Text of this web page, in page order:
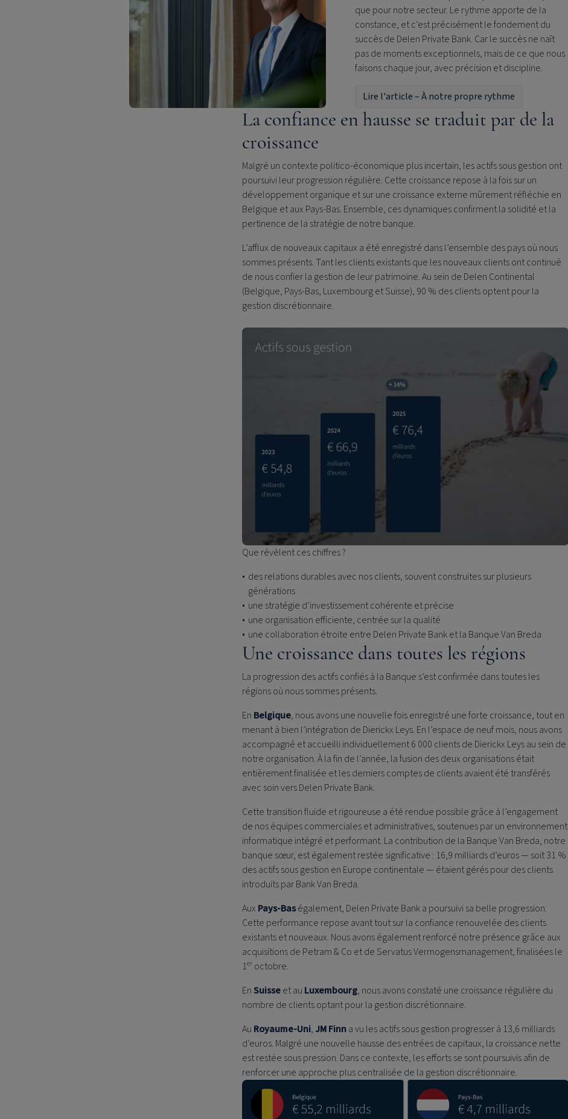
que pour notre secteur. Le rythme apporte de la
constance, et c’est précisément le fondement du
succès de Delen Private Bank. Car le succès ne naît
pas de moments exceptionnels, mais de ce que nous
faisons chaque jour, avec précision et discipline.
Lire l'article – À notre propre rythme
La confiance en hausse se traduit par de la
croissance
Malgré un contexte politico-économique plus incertain, les actifs sous gestion ont
poursuivi leur progression régulière. Cette croissance repose à la fois sur un
développement organique et sur une croissance externe mûrement réfléchie en
Belgique et aux Pays-Bas. Ensemble, ces dynamiques confirment la solidité et la
pertinence de la stratégie de notre banque.
L’afflux de nouveaux capitaux a été enregistré dans l’ensemble des pays où nous
sommes présents. Tant les clients existants que les nouveaux clients ont continué
de nous confier la gestion de leur patrimoine. Au sein de Delen Continental
(Belgique, Pays-Bas, Luxembourg et Suisse), 90 % des clients optent pour la
gestion discrétionnaire.
Que révèlent ces chiffres ?
des relations durables avec nos clients, souvent construites sur plusieurs
générations
une stratégie d’investissement cohérente et précise
une organisation efficiente, centrée sur la qualité
une collaboration étroite entre Delen Private Banket la Banque Van Breda
Une croissance dans toutes les régions
La progression des actifs confiés à la Banque s’est confirmée dans toutes les
régions où nous sommes présents.
En Belgique, nous avons une nouvelle fois enregistré une forte croissance, tout en
menant à bien l’intégration de Dierickx Leys. En l’espace de neuf mois, nous avons
accompagné et accueilli individuellement 6 000 clients de Dierickx Leys au sein de
notre organisation. À la fin de l’année, la fusion des deux organisations était
entièrement finalisée et les derniers comptes de clients avaient été transférés
avec soin versDelen Private Bank.
Cette transition fluide et rigoureuse a été rendue possible grâce à l’engagement
de nos équipes commerciales et administratives, soutenues par un environnement
informatique intégré et performant. La contribution de la Banque Van Breda, notre
banque sœur, est également restée significative : 16,9 milliards d’euros — soit 31 %
des actifs sous gestion en Europe continentale — étaient gérés pour des clients
introduits par Bank Van Breda.
Aux Pays-Baségalement, Delen Private Banka poursuivi sa belle progression.
Cette performance repose avant tout sur la confiance renouvelée des clients
existants et nouveaux. Nous avons également renforcé notre présence grâce aux
acquisitions de Petram & Co et de Servatus Vermogensmanagement, finalisées le
1eroctobre.
EnSuisseet au Luxembourg, nous avons constaté une croissance régulière du
nombre de clients optant pour la gestion discrétionnaire.
Au Royaume-Uni, JM Finna vu les actifs sous gestion progresser à 13,6 milliards
d’euros. Malgré une nouvelle hausse des entrées de capitaux, la croissance nette
est restée sous pression. Dans ce contexte, les efforts se sont poursuivis afin de
renforcer une approche plus centralisée de la gestion discrétionnaire.